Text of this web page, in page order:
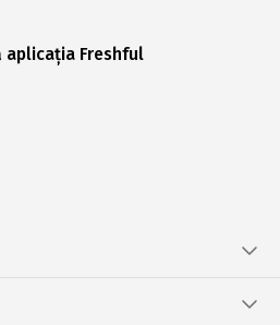
aplicația Freshful